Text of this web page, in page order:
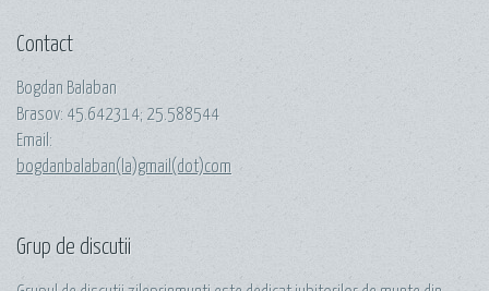
Contact
Bogdan Balaban
Brasov: 45.642314; 25.588544
Email:
bogdanbalaban(la)gmail(dot)com
Grup de discutii